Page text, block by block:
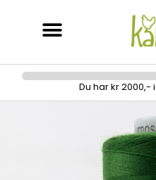
Du har kr 2000,-